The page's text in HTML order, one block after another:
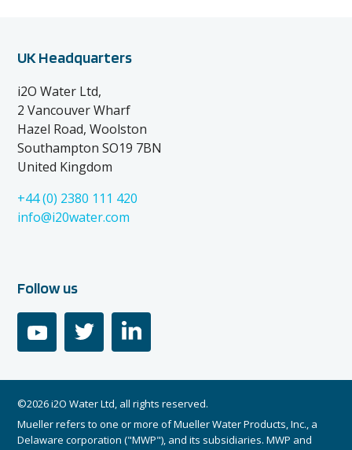
UK Headquarters
i2O Water Ltd,
2 Vancouver Wharf
Hazel Road, Woolston
Southampton SO19 7BN
United Kingdom
+44 (0) 2380 111 420
info@i20water.com
Follow us
youtube linkedin
©2026 i2O Water Ltd, all rights reserved.
Mueller refers to one or more of Mueller Water Products, Inc., a
Delaware corporation ("MWP"), and its subsidiaries. MWP and